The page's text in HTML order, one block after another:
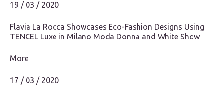
19 / 03 / 2020
Flavia La Rocca Showcases Eco-Fashion Designs Using
TENCEL Luxe in Milano Moda Donna and White Show
More
17 / 03 / 2020